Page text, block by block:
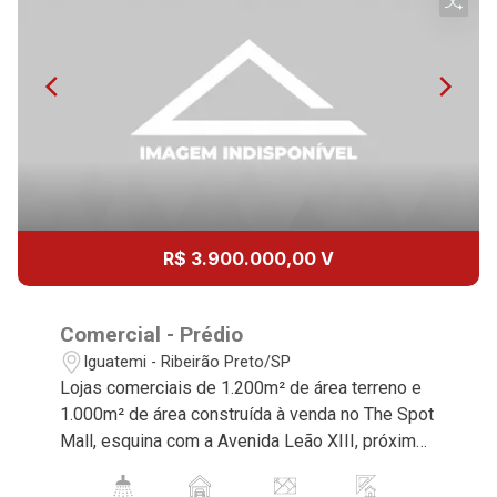
13
14
Aug/Sat
17
15:00
16:00
17:00
18:00
Continuar
R$ 3.900.000,00 V
Comercial - Prédio
Iguatemi - Ribeirão Preto/SP
Lojas comerciais de 1.200m² de área terreno e
1.000m² de área construída à venda no The Spot
Mall, esquina com a Avenida Leão XIII, próximo